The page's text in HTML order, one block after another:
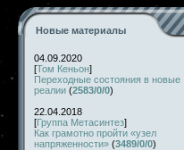
Новые материалы
04.09.2020
[Том Кеньон]
Переходные состояния в новые
реалии (2583/0/0)
22.04.2018
[Группа Метасинтез]
Как грамотно пройти «узел
напряженности» (3489/0/0)